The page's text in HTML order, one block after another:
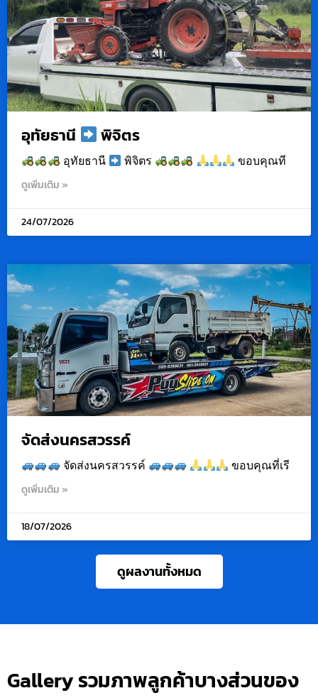
อุทัยธานี พิจิตร
อุทัยธานี พิจิตร ขอบคุณที
ดูเพิ่มเติม »
24/07/2026
จัดส่งนครสวรรค์
จัดส่งนครสวรรค์ ขอบคุณที่เรี
ดูเพิ่มเติม »
18/07/2026
ดูผลงานทั้งหมด
Gallery รวมภาพลูกค้าบางส่วนของ